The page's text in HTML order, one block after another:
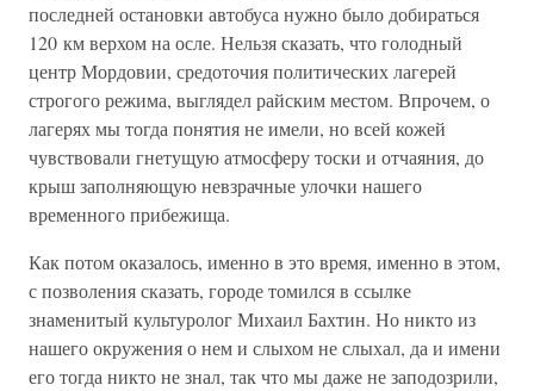
последней остановки автобуса нужно было добираться
120 км верхом на осле. Нельзя сказать, что голодный
центр Мордовии, средоточия политических лагерей
строгого режима, выглядел райским местом. Впрочем, о
лагерях мы тогда понятия не имели, но всей кожей
чувствовали гнетущую атмосферу тоски и отчаяния, до
крыш заполняющую невзрачные улочки нашего
временного прибежища.
Как потом оказалось, именно в это время, именно в этом,
с позволения сказать, городе томился в ссылке
знаменитый культуролог Михаил Бахтин. Но никто из
нашего окружения о нем и слыхом не слыхал, да и имени
его тогда никто не знал, так что мы даже не заподозрили,